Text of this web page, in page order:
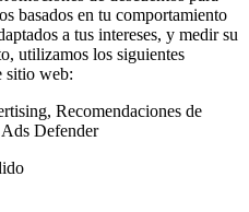
basados en tu comportamiento
a tus intereses, y medir su
utilizamos los siguientes
sitio web:
Recomendaciones de
Defender